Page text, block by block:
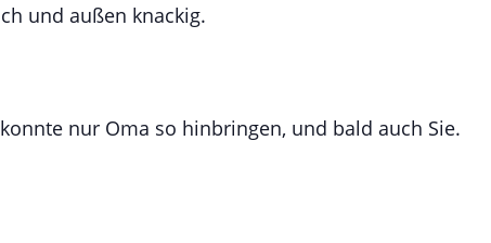
und außen knackig.
nur Oma so hinbringen, und bald auch Sie.